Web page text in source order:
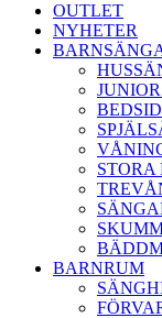
OUTLET
NYHETER
STORA
BARNRUM